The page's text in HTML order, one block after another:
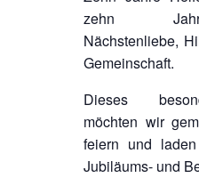
zehn
Nächstenliebe,
Gemeinschaft.
Dieses
möchten wir
feiern und
Jubiläums- und